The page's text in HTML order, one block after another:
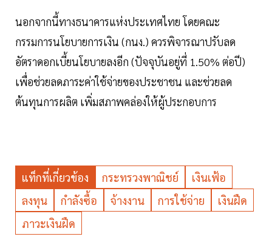
นอกจากนี้ทางธนาคารแห่งประเทศไทย โดยคณะ
กรรมการนโยบายการเงิน (กนง.) ควรพิจารณาปรับลด
อัตราดอกเบี้ยนโยบายลงอีก (ปัจจุบันอยู่ที่ 1.50% ต่อปี)
เพื่อช่วยลดภาระค่าใช้จ่ายของประชาชน และช่วยลด
ต้นทุนการผลิต เพิ่มสภาพคล่องให้ผู้ประกอบการ
แท็กที่เกี่ยวข้อง กระทรวงพาณิชย์
เงินเฟ้อ
ลงทุน
กำลังซื้อ จ้างงาน การใช้จ่าย
เงินฝืด
ภาวะเงินฝืด